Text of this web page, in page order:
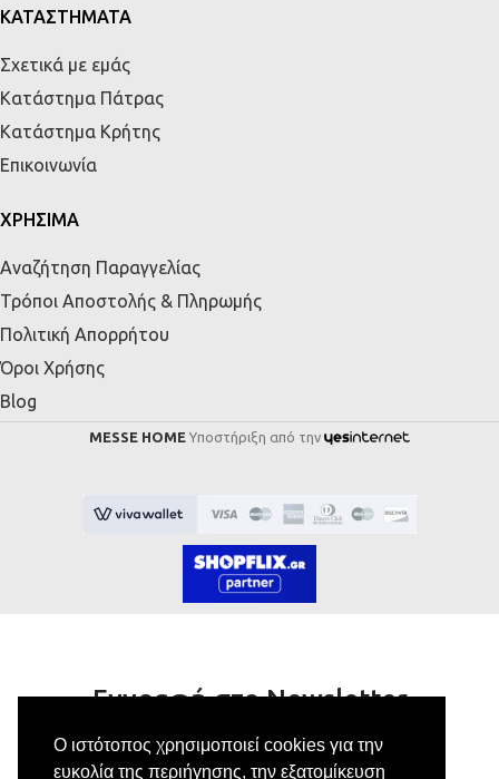
Ο ιστότοπος χρησιμοποιεί cookies για την
ευκολία της περιήγησης, την εξατομίκευση
ΚΑΤΑΣΤΗΜΑΤΑ
Σχετικά με εμάς
Κατάστημα Πάτρας
Κατάστημα Κρήτης
Επικοινωνία
ΧΡΗΣΙΜΑ
Αναζήτηση Παραγγελίας
Τρόποι Αποστολής & Πληρωμής
Πολιτική Απορρήτου
Όροι Χρήσης
Blog
MESSE HOME Υποστήριξη από την
Εγγραφή στο Newsletter
Κάνε εγγραφή στο newsletter μας για να